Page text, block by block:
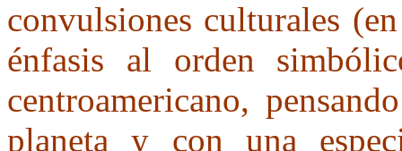
convulsiones culturales
énfasis al orden
centroamericano,
planeta y con una